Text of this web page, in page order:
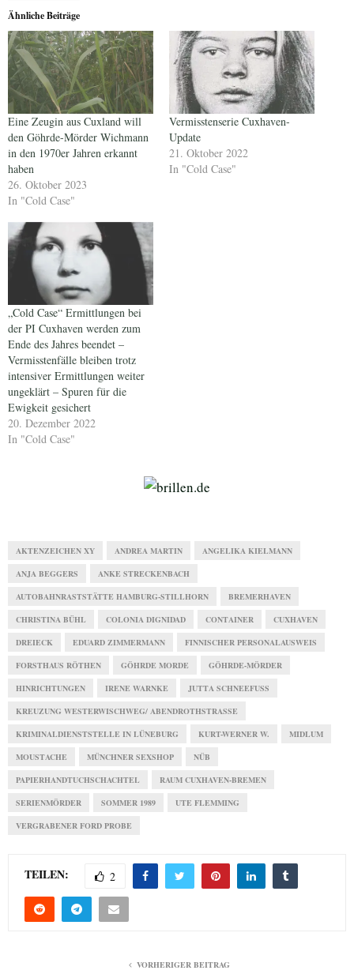
Ähnliche Beiträge
Eine Zeugin aus Cuxland will
den Göhrde-Mörder Wichmann
in den 1970er Jahren erkannt
haben
26. Oktober 2023
In "Cold Case"
Vermisstenserie Cuxhaven-
Update
21. Oktober 2022
In "Cold Case"
„Cold Case“ Ermittlungen bei
der PI Cuxhaven werden zum
Ende des Jahres beendet –
Vermisstenfälle bleiben trotz
intensiver Ermittlungen weiter
ungeklärt – Spuren für die
Ewigkeit gesichert
20. Dezember 2022
In "Cold Case"
AKTENZEICHEN XY ANDREA MARTIN ANGELIKA KIELMANN
ANJA BEGGERS ANKE STRECKENBACH
AUTOBAHNRASTSTÄTTE HAMBURG-STILLHORN BREMERHAVEN
CHRISTINA BÜHL COLONIA DIGNIDAD CONTAINER CUXHAVEN
DREIECK EDUARD ZIMMERMANN FINNISCHER PERSONALAUSWEIS
FORSTHAUS RÖTHEN GÖHRDE MORDE GÖHRDE-MÖRDER
HINRICHTUNGEN IRENE WARNKE JUTTA SCHNEEFUSS
KREUZUNG WESTERWISCHWEG/ ABENDROTHSTRASSE
KRIMINALDIENSTSTELLE IN LÜNEBURG KURT-WERNER W. MIDLUM
MOUSTACHE MÜNCHNER SEXSHOP NÜB
PAPIERHANDTUCHSCHACHTEL RAUM CUXHAVEN-BREMEN
SERIENMÖRDER SOMMER 1989 UTE FLEMMING
VERGRABENER FORD PROBE
TEILEN: 2
VORHERIGER BEITRAG